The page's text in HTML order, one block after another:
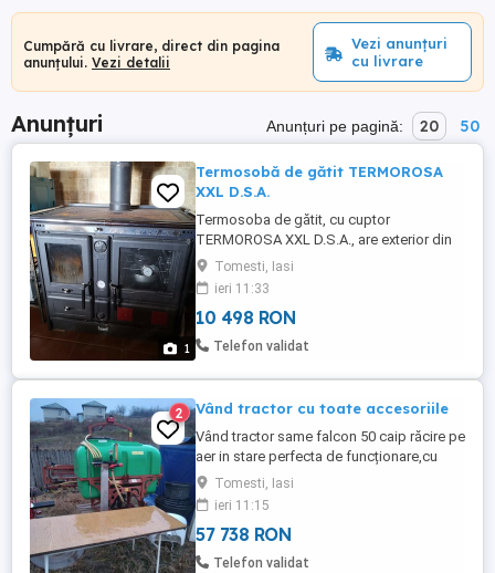
Cumpără cu livrare, direct din pagina
anunțului. Vezi detalii
Vezi anunțuri
cu livrare
Anunțuri Anunțuri pe pagină: 20 50
1
Termosobă de gătit TERMOROSA
XXL D.S.A.
Termosoba de gătit, cu cuptor
TERMOROSA XXL D.S.A., are exterior din
oțel emailat, interior din fontă, aer primar
și secundar reglabil, post combustie,
sertar cenușă detașabil, sertar pentru
lemn sau obiecte, plită cu inele din fontă
lustruită, cuptor mare (55 litri) din oțel
Tomesti, Iasi
ieri 11:33
10 498 RON
Telefon validat
2 Vând tractor cu toate accesoriile
Vând tractor same falcon 50 caip răcire pe
aer in stare perfecta de funcționare,cu
cabina demontabila, perfect pentru solarii
și nu numai ,poate fi folosit la vii cât și la
orice terenuri de orice categorie.Detin
sămănătoare pentru porumb , floarea-
soarelui și încă 3 discuri ,plug
Tomesti, Iasi
ieri 11:15
57 738 RON
Telefon validat